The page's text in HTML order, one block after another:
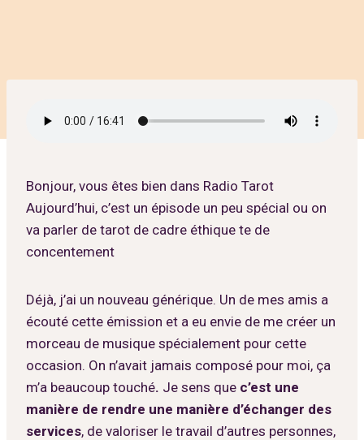
Bonjour, vous êtes bien dans Radio Tarot
Aujourd’hui, c’est un épisode un peu spécial ou on
va parler de tarot de cadre éthique te de
concentement
Déjà, j’ai un nouveau générique. Un de mes amis a
écouté cette émission et a eu envie de me créer un
morceau de musique spécialement pour cette
occasion. On n’avait jamais composé pour moi, ça
m’a beaucoup touché. Je sens que c’est une
manière de rendre une manière d’échanger des
services, de valoriser le travail d’autres personnes,